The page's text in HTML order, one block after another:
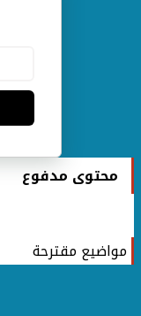
محتوى مدفوع
مواضيع مقترحة